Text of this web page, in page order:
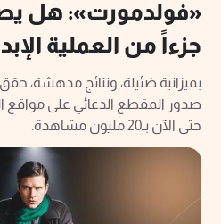
«فولدمورت»: هل
جزءاً من العملية
بميزانية ضئيلة، ونتائج مدهشة، حقق
صدور المقطع الدعائي على مواقع
حتى الآن بـ20 مليون مشاهدة.